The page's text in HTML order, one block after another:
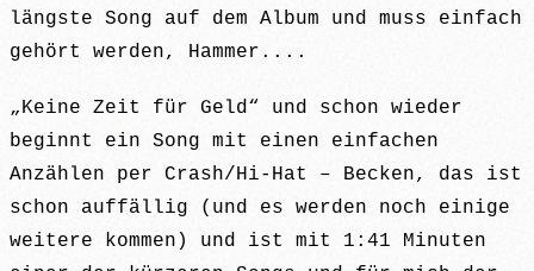
längste Song auf dem Album und muss einfach
gehört werden, Hammer....
„Keine Zeit für Geld“ und schon wieder
beginnt ein Song mit einen einfachen
Anzählen per Crash/Hi-Hat – Becken, das ist
schon auffällig (und es werden noch einige
weitere kommen) und ist mit 1:41 Minuten